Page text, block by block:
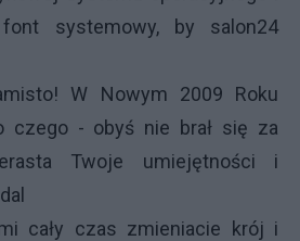
systemowy, by salon24
W Nowym 2009 Roku
czego- obyś nie brał się za
Twoje umiejętności i
cały czas zmieniacie krój i